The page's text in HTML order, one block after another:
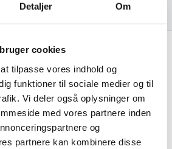
Detaljer Om
cookies
tilpasse vores indhold og
funktioner til sociale medier og til
Vi deler også oplysninger om
med vores partnere inden
og
partnere kan kombinere disse
tilbud først!
vores nyhedsbrev og vær først
bare rolig, vi spammer dig
relevante tilbud og